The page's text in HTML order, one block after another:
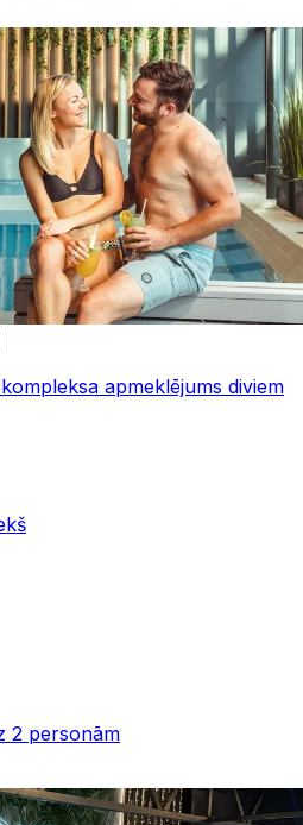
apmeklējums diviem
2 personām